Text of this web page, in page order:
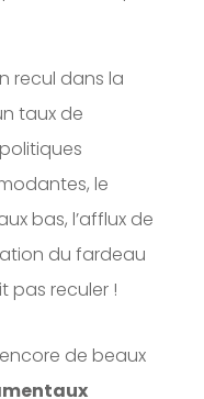
recul dans la
taux de
le
bas, l’afflux de
du fardeau
pas reculer !
de beaux